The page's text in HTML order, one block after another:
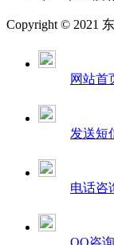
Copyright © 2021
网站首
发送短
电话咨
QQ咨询